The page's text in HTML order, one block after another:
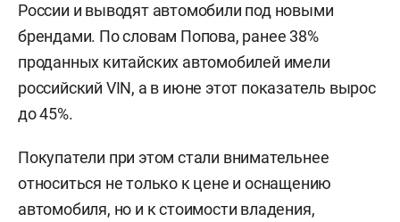
России и выводят автомобили под новыми
брендами. По словам Попова, ранее 38%
проданных китайских автомобилей имели
российский VIN, а в июне этот показатель вырос
до 45%.
Покупатели при этом стали внимательнее
относиться не только к цене и оснащению
автомобиля, но и к стоимости владения,